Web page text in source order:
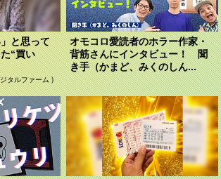
と思って
“買い
タルファーム )
オモコロ愛読者のホラー作家・
背筋さんにインタビュー！ 聞
き手（かまど、みくのしん...